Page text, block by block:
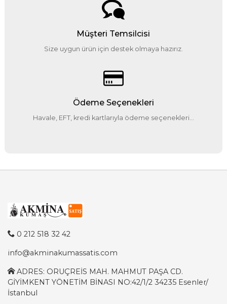
Müşteri Temsilcisi
Size uygun ürün için destek olmaya hazırız.
Ödeme Seçenekleri
Havale, EFT, kredi kartlarıyla ödeme seçenekleri...
0 212 518 32 42
info@akminakumassatis.com
ADRES: ORUÇREİS MAH. MAHMUT PAŞA CD.
GİYİMKENT YÖNETİM BİNASI NO:42/1/2 34235 Esenler/
İstanbul